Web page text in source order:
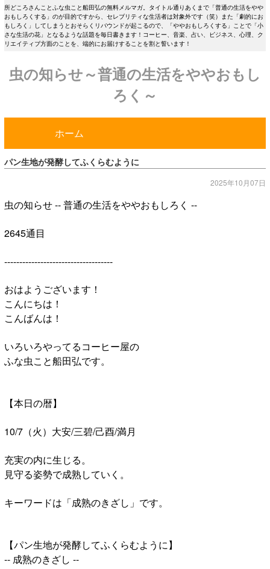
所どころさんことふな虫こと船田弘の無料メルマガ。タイトル通りあくまで「普通の生活をやや
おもしろくする」のが目的ですから、セレブリティな生活者は対象外です（笑）また「劇的にお
もしろく」してしまうとおそらくリバウンドが起こるので、「ややおもしろくする」ことで「小
さな生活の花」となるような話題を毎日書きます！コーヒー、音楽、占い、ビジネス、心理、ク
リエイティブ方面のことを、端的にお届けすることを割と誓います！
虫の知らせ～普通の生活をややおもし
ろく～
ホーム
パン生地が発酵してふくらむように
2025年10月07日
虫の知らせ -- 普通の生活をややおもしろく --
2645通目
------------------------------------
おはようございます！
こんにちは！
こんばんは！
いろいろやってるコーヒー屋の
ふな虫こと船田弘です。
【本日の暦】
10/7（火）大安/三碧/己酉/満月
充実の内に生じる。
見守る姿勢で成熟していく。
キーワードは「成熟のきざし」です。
【パン生地が発酵してふくらむように】
-- 成熟のきざし --